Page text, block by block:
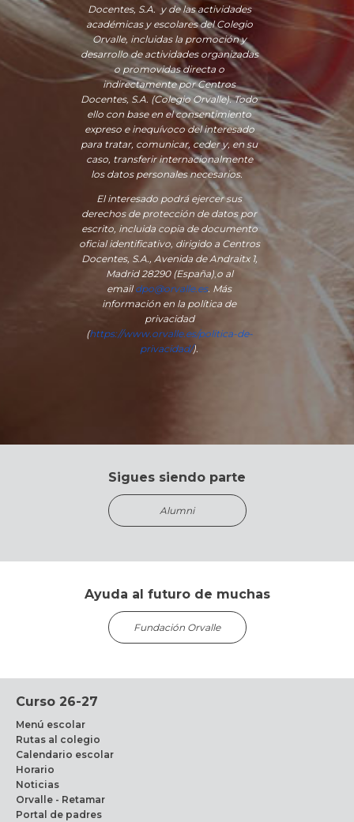
Docentes, S.A. y de las actividades
académicas y escolares del Colegio
Orvalle, incluidas la promoción y
desarrollo de actividades organizadas
o promovidas directa o
indirectamente por Centros
Docentes, S.A. (Colegio Orvalle). Todo
ello con base en el consentimiento
expreso e inequívoco del interesado
para tratar, comunicar, ceder y, en su
caso, transferir internacionalmente
los datos personales necesarios.
El interesado podrá ejercer sus
derechos de protección de datos por
escrito, incluida copia de documento
oficial identificativo, dirigido a Centros
Docentes, S.A., Avenida de Andraitx 1,
Madrid 28290 (España),o al
emaildpo@orvalle.es. Más
información en la política de
privacidad
(https://www.orvalle.es/politica-de-
privacidad/).
Sigues siendo parte
Alumni
Ayuda al futuro de muchas
Fundación Orvalle
Curso 26-27
Menú escolar
Rutas al colegio
Calendario escolar
Horario
Noticias
Orvalle - Retamar
Portal de padres